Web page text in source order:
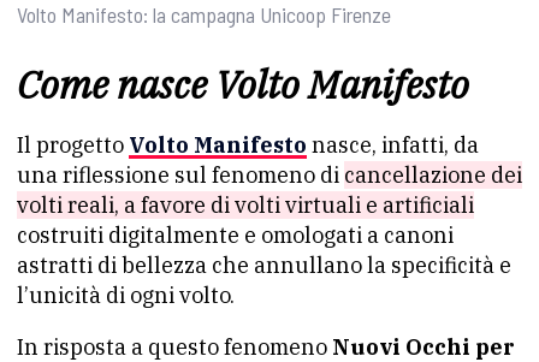
Volto Manifesto: la campagna Unicoop Firenze
Come nasce Volto Manifesto
Il progetto Volto Manifesto nasce, infatti, da
una riflessione sul fenomeno di cancellazione dei
volti reali, a favore di volti virtuali e artificiali
costruiti digitalmente e omologati a canoni
astratti di bellezza che annullano la specificità e
l’unicità di ogni volto.
In risposta a questo fenomeno Nuovi Occhi per